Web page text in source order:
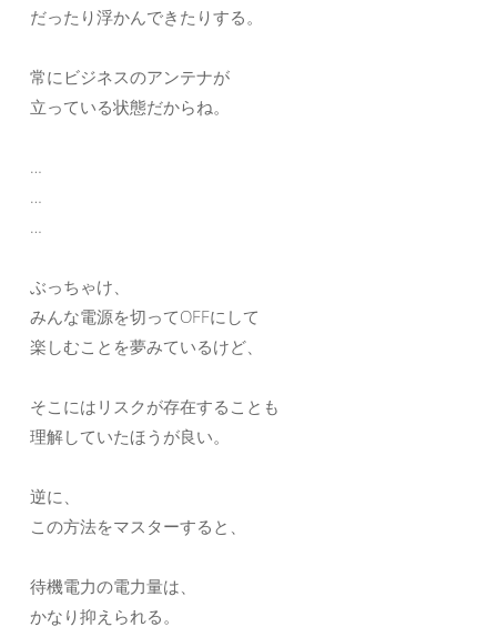
だったり浮かんできたりする。
常にビジネスのアンテナが
立っている状態だからね。
…
…
…
ぶっちゃけ、
みんな電源を切ってOFFにして
楽しむことを夢みているけど、
そこにはリスクが存在することも
理解していたほうが良い。
逆に、
この方法をマスターすると、
待機電力の電力量は、
かなり抑えられる。